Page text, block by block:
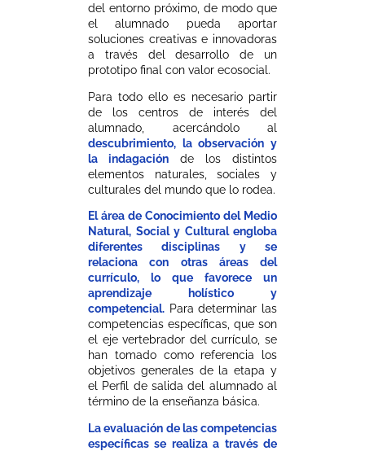
del entorno próximo, de modo que
el alumnado pueda aportar
soluciones creativas e innovadoras
a través del desarrollo de un
prototipo final con valor ecosocial.
Para todo ello es necesario partir
de los centros de interés del
alumnado, acercándolo al
descubrimiento, la observación y
la indagación de los distintos
elementos naturales, sociales y
culturales del mundo que lo rodea.
El área de Conocimiento del Medio
Natural, Social y Cultural engloba
diferentes disciplinas y se
relaciona con otras áreas del
currículo, lo que favorece un
aprendizaje holístico y
competencial. Para determinar las
competencias específicas, que son
el eje vertebrador del currículo, se
han tomado como referencia los
objetivos generales de la etapa y
el Perfil de salida del alumnado al
término de la enseñanza básica.
La evaluación de las competencias
específicas se realiza a través de